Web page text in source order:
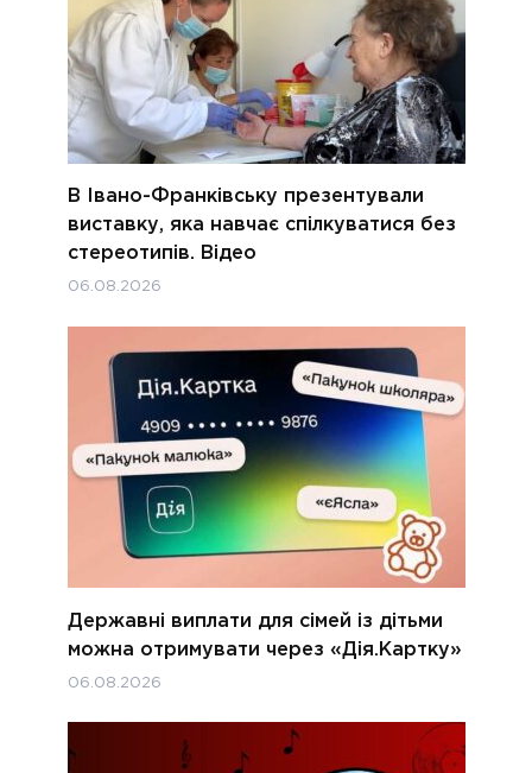
В Івано-Франківську презентували
виставку, яка навчає спілкуватися без
стереотипів. Відео
06.08.2026
Державні виплати для сімей із дітьми
можна отримувати через «Дія.Картку»
06.08.2026